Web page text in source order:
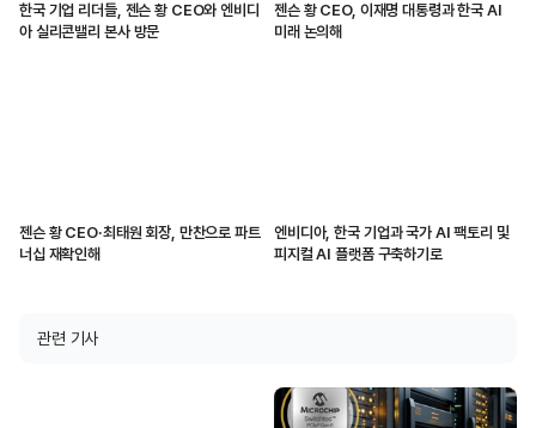
한국 기업 리더들, 젠슨 황 CEO와 엔비디
아 실리콘밸리 본사 방문
젠슨 황 CEO, 이재명 대통령과 한국 AI
미래 논의해
젠슨 황 CEO·최태원 회장, 만찬으로 파트
너십 재확인해
엔비디아, 한국 기업과 국가 AI 팩토리 및
피지컬 AI 플랫폼 구축하기로
관련 기사